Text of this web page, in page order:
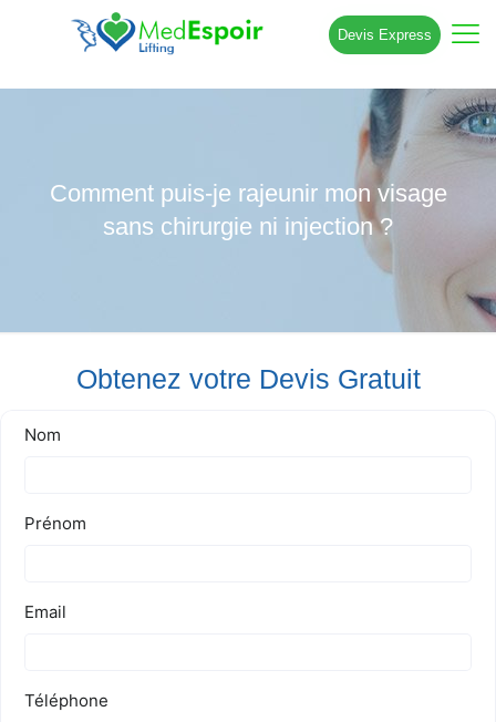
Devis Express
Comment puis-je rajeunir mon visage
sans chirurgie ni injection ?
Obtenez votre Devis Gratuit